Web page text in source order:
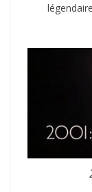
légendaire